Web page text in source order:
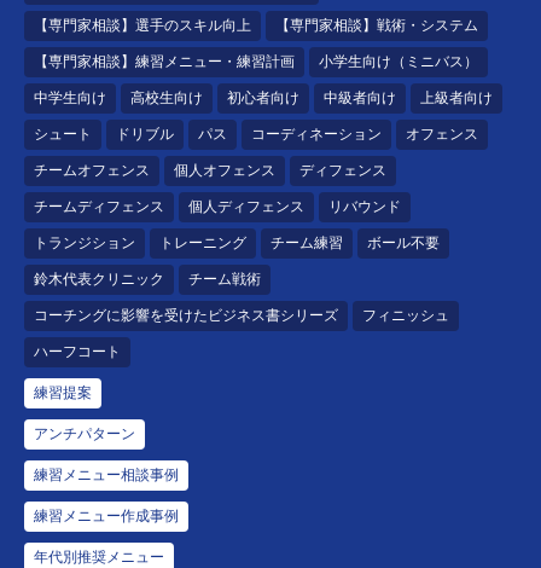
【専門家相談】選手のスキル向上 【専門家相談】戦術・システム
【専門家相談】練習メニュー・練習計画 小学生向け（ミニバス）
中学生向け 高校生向け 初心者向け 中級者向け 上級者向け
シュート ドリブル パス コーディネーション オフェンス
チームオフェンス 個人オフェンス ディフェンス
チームディフェンス 個人ディフェンス リバウンド
トランジション トレーニング チーム練習 ボール不要
鈴木代表クリニック チーム戦術
コーチングに影響を受けたビジネス書シリーズ フィニッシュ
ハーフコート
練習提案
アンチパターン
練習メニュー相談事例
練習メニュー作成事例
年代別推奨メニュー